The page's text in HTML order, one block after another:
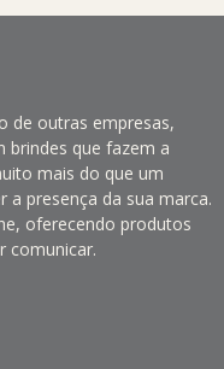
de outras empresas,
brindes que fazem a
mais do que um
presença da sua marca.
oferecendo produtos
comunicar.